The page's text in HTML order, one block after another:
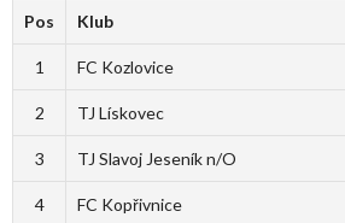
Pos Klub
1 FC Kozlovice
2 TJ Lískovec
3 TJ Slavoj Jeseník n/O
4 FC Kopřivnice